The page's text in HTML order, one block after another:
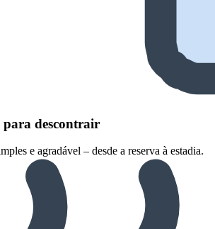
para descontrair
e agradável – desde a reserva à estadia.